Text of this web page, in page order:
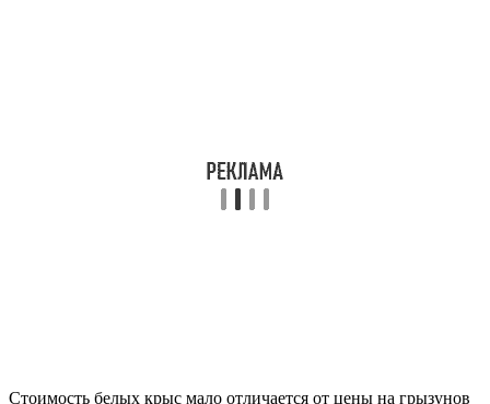
Стоимость белых крыс мало отличается от цены на грызунов